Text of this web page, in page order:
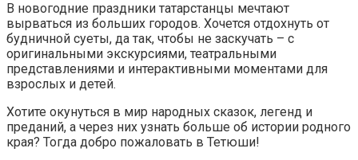
В новогодние праздники татарстанцы мечтают
вырваться из больших городов. Хочется отдохнуть от
будничной суеты, да так, чтобы не заскучать – с
оригинальными экскурсиями, театральными
представлениями и интерактивными моментами для
взрослых и детей.
Хотите окунуться в мир народных сказок, легенд и
преданий, а через них узнать больше об истории родного
края? Тогда добро пожаловать в Тетюши!